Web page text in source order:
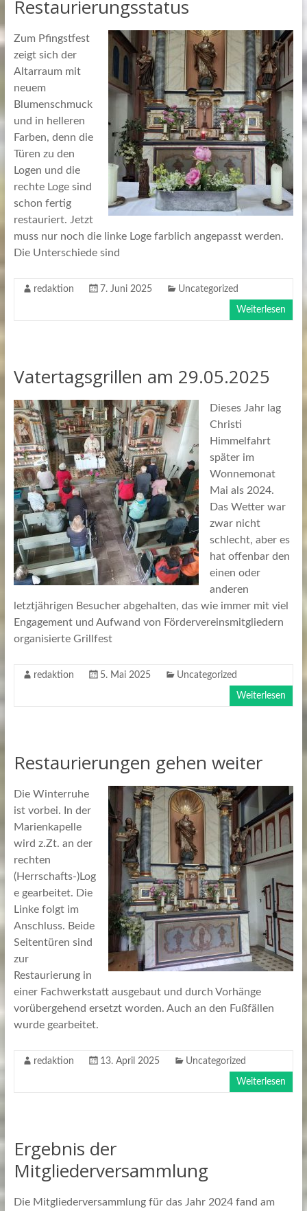
Restaurierungsstatus
Zum Pfingstfest
zeigt sich der
Altarraum mit
neuem
Blumenschmuck
und in helleren
Farben, denn die
Türen zu den
Logen und die
rechte Loge sind
schon fertig
restauriert. Jetzt
muss nur noch die linke Loge farblich angepasst werden.
Die Unterschiede sind
redaktion 7. Juni 2025 Uncategorized
Weiterlesen
Vatertagsgrillen am 29.05.2025
Dieses Jahr lag
Christi
Himmelfahrt
später im
Wonnemonat
Mai als 2024.
Das Wetter war
zwar nicht
schlecht, aber es
hat offenbar den
einen oder
anderen
letztjährigen Besucher abgehalten, das wie immer mit viel
Engagement und Aufwand von Fördervereinsmitgliedern
organisierte Grillfest
redaktion 5. Mai 2025 Uncategorized
Weiterlesen
Restaurierungen gehen weiter
Die Winterruhe
ist vorbei. In der
Marienkapelle
wird z.Zt. an der
rechten
(Herrschafts-)Log
e gearbeitet. Die
Linke folgt im
Anschluss. Beide
Seitentüren sind
zur
Restaurierung in
einer Fachwerkstatt ausgebaut und durch Vorhänge
vorübergehend ersetzt worden. Auch an den Fußfällen
wurde gearbeitet.
redaktion 13. April 2025 Uncategorized
Weiterlesen
Ergebnis der
Mitgliederversammlung
Die Mitgliederversammlung für das Jahr 2024 fand am